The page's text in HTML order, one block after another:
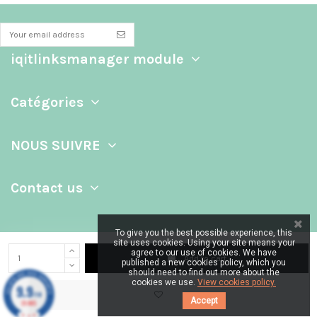
Add to cart
iqitlinksmanager module
Catégories
NOUS SUIVRE
Contact us
To give you the best possible experience, this
site uses cookies. Using your site means your
agree to our use of cookies. We have
published a new cookies policy, which you
should need to find out more about the
cookies we use. View cookies policy.
Accept
9.9/10
39 AVIS